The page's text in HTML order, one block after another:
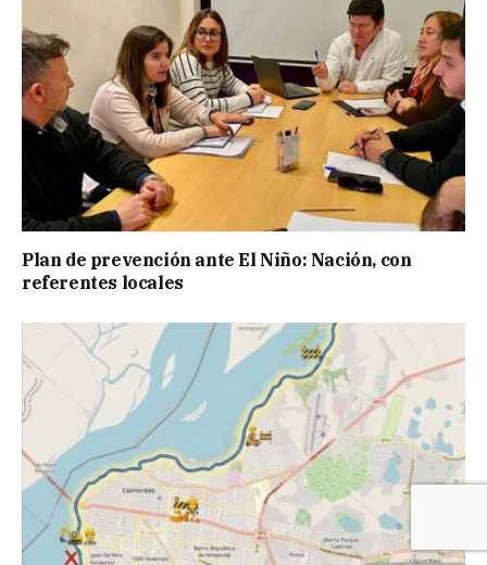
Plan de prevención ante El Niño: Nación, con
referentes locales